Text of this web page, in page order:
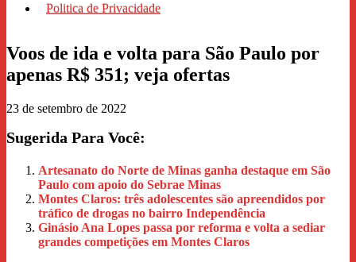
Politica de Privacidade
Voos de ida e volta para São Paulo por
apenas R$ 351; veja ofertas
23 de setembro de 2022
Sugerida Para Você:
Artesanato do Norte de Minas ganha destaque em São
Paulo com apoio do Sebrae Minas
Montes Claros: três adolescentes são apreendidos por
tráfico de drogas no bairro Independência
Ginásio Ana Lopes passa por reforma e volta a sediar
grandes competições em Montes Claros